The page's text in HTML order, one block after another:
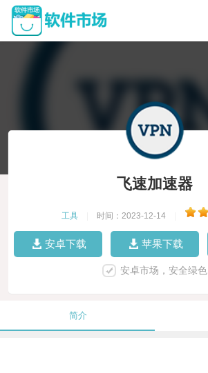
飞速加速器
工具 时间：2023-12-14
安卓下载 苹果下载
安卓市场，安全绿色
简介